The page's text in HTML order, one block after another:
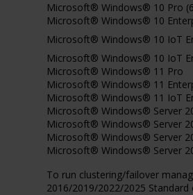
Microsoft® Windows® 10 Pro
Microsoft® Windows® 10
Microsoft® Windows® 10 IoT
Microsoft® Windows® 10 IoT
Microsoft® Windows® 11 Pro
Microsoft® Windows® 11
Microsoft® Windows® 11 IoT
Microsoft® Windows® Server
Microsoft® Windows® Server
Microsoft® Windows® Server
Microsoft® Windows® Server
To run clustering/failover
2016/2019/2022/2025